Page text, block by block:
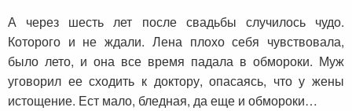
А через шесть лет после свадьбы случилось чудо.
Которого и не ждали. Лена плохо себя чувствовала,
было лето, и она все время падала в обмороки. Муж
уговорил ее сходить к доктору, опасаясь, что у жены
истощение. Ест мало, бледная, да еще и обмороки…